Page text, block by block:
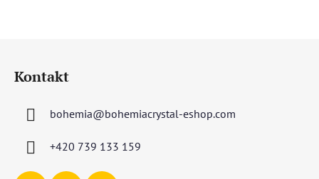
Kontakt
bohemia@bohemiacrystal-eshop.com
+420 739 133 159